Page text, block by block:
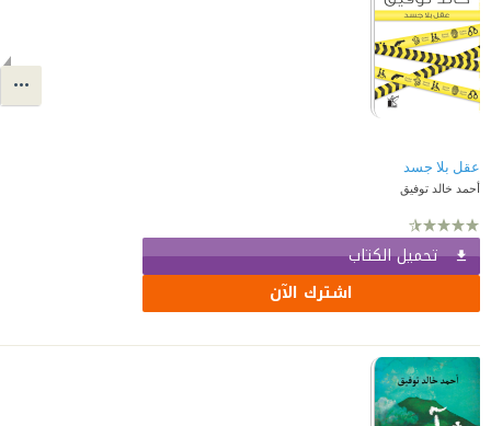
عقل بلا جسد
أحمد خالد توفيق
تحميل الكتاب
اشترك الآن